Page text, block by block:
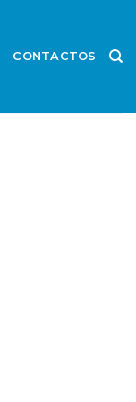
CONTACTOS